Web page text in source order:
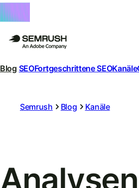
Blog SEOFortgeschrittene SEOKanäle
Semrush Blog Kanäle
Analysen